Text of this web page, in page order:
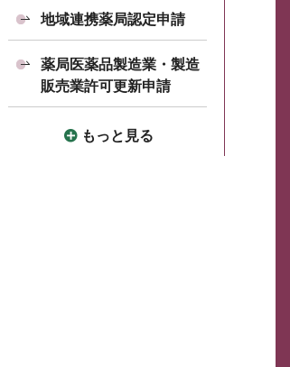
地域連携薬局認定申請
薬局医薬品製造業・製造
販売業許可更新申請
もっと見る